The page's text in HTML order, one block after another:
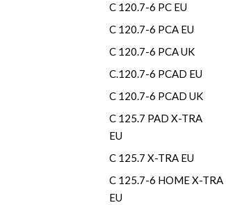
C 120.7-6 PC EU
C 120.7-6 PCA EU
C 120.7-6 PCA UK
C.120.7-6 PCAD EU
C 120.7-6 PCAD UK
C 125.7 PAD X-TRA
EU
C 125.7 X-TRA EU
C 125.7-6 HOME X-TRA
EU